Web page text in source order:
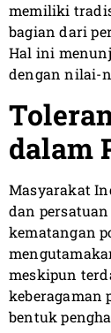
memiliki
bagian dari
Hal ini
dengan nilai-
dalam
Masyarakat
dan
kematangan
meskipun
keberagaman
bentuk